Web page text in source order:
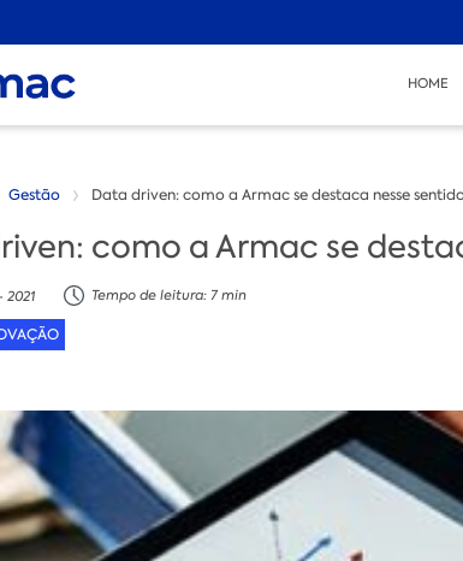
HOME
Gestão Data driven: como a Armac se destaca nesse
como a Armac se
2021 Tempo de leitura: 7 min